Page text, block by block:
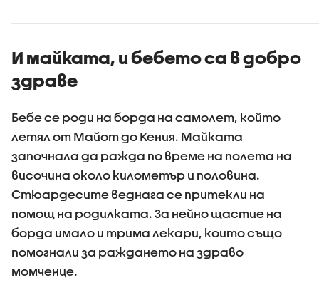
Възрастните
примерите за
агресивно
И майката, и бебето са в добро
здраве
Бебе се роди на борда на самолет, който
летял от Майот до Кения. Майката
започнала да ражда по време на полета на
височина около километър и половина.
Стюардесите веднага се притекли на
помощ на родилката. За нейно щастие на
борда имало и трима лекари, които също
помогнали за раждането на здраво
момченце.